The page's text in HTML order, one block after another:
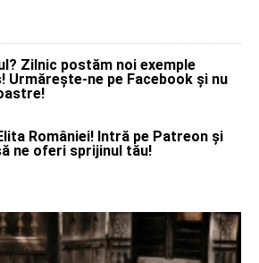
Zilnic postăm noi exemple
Urmărește-ne pe Facebook și nu
României! Intră pe Patreon și
ne oferi sprijinul tău!